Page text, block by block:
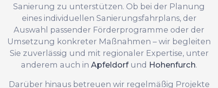
Sanierung zu unterstützen. Ob bei der Planung
eines individuellen Sanierungsfahrplans, der
Auswahl passender Förderprogramme oder der
Umsetzung konkreter Maßnahmen – wir begleiten
Sie zuverlässig und mit regionaler Expertise, unter
anderem auch in Apfeldorfund Hohenfurch.
Darüber hinaus betreuen wir regelmäßig Projekte